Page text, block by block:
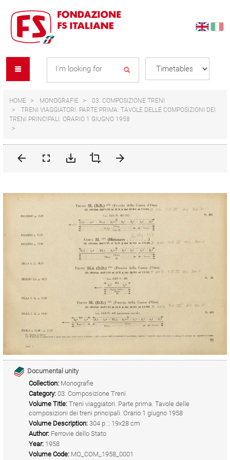
content
navigation
menu
HOME MONOGRAFIE
03. COMPOSIZIONE TRENI
TRENI VIAGGIATORI. PARTE PRIMA. TAVOLE DELLE COMPOSIZIONI DEI
TRENI PRINCIPALI. ORARIO 1 GIUGNO 1958
Documental unity
Collection: Monografie
Category: 03. Composizione Treni
Volume Title: Treni viaggiatori. Parte prima. Tavole delle
composizioni dei treni principali. Orario 1 giugno 1958
Volume Description: 304 p. ; 19x28 cm
Author: Ferrovie dello Stato
Year: 1958
Volume Code: MO_COM_1958_0001